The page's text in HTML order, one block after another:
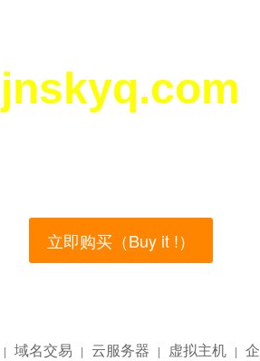
jnskyq.com
立即购买（Buy it !）
| 域名交易 | 云服务器 | 虚拟主机 |